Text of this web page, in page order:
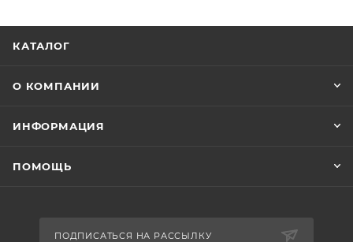
КАТАЛОГ
О КОМПАНИИ
ИНФОРМАЦИЯ
ПОМОЩЬ
ПОДПИСАТЬСЯ НА РАССЫЛКУ